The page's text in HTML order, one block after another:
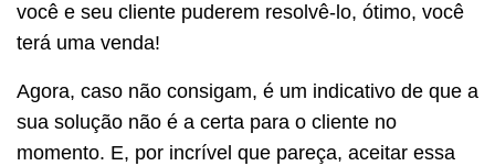
você e seu cliente puderem resolvê-lo, ótimo, você
terá uma venda!
Agora, caso não consigam, é um indicativo de que a
sua solução não é a certa para o cliente no
momento. E, por incrível que pareça, aceitar essa